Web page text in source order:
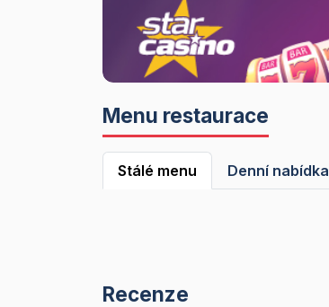
Menu restaurace
Stálé menu Denní nabídka
Recenze